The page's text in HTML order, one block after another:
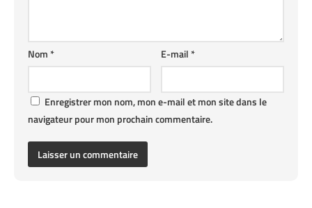
E-mail*
Nom*
Enregistrer mon nom, mon e-mail et mon site dans le
navigateur pour mon prochain commentaire.